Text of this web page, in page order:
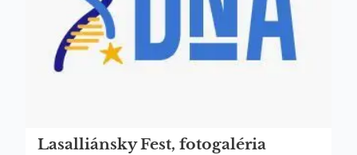
Lasalliánsky Fest, fotogaléria